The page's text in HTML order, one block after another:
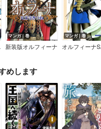
無双する～
マンガ｜巻
新装版オルフィーナ
マンガ｜巻
オルフィーナ
めします